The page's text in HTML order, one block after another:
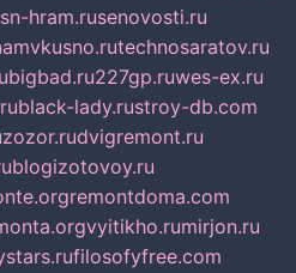
sn-hram.rusenovosti.ru
technosaratov.ru
bigbad.ru227gp.ruwes-ex.ru
black-lady.rustroy-db.com
zozor.rudvigremont.ru
blogizotovoy.ru
remontdoma.com
vyitikho.rumirjon.ru
filosofyfree.com